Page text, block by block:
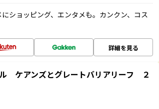
ショッピング、エンタメも。カンクン、コス
詳細を見る
ケアンズとグレートバリアリーフ ２